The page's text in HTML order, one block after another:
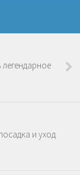
и уход